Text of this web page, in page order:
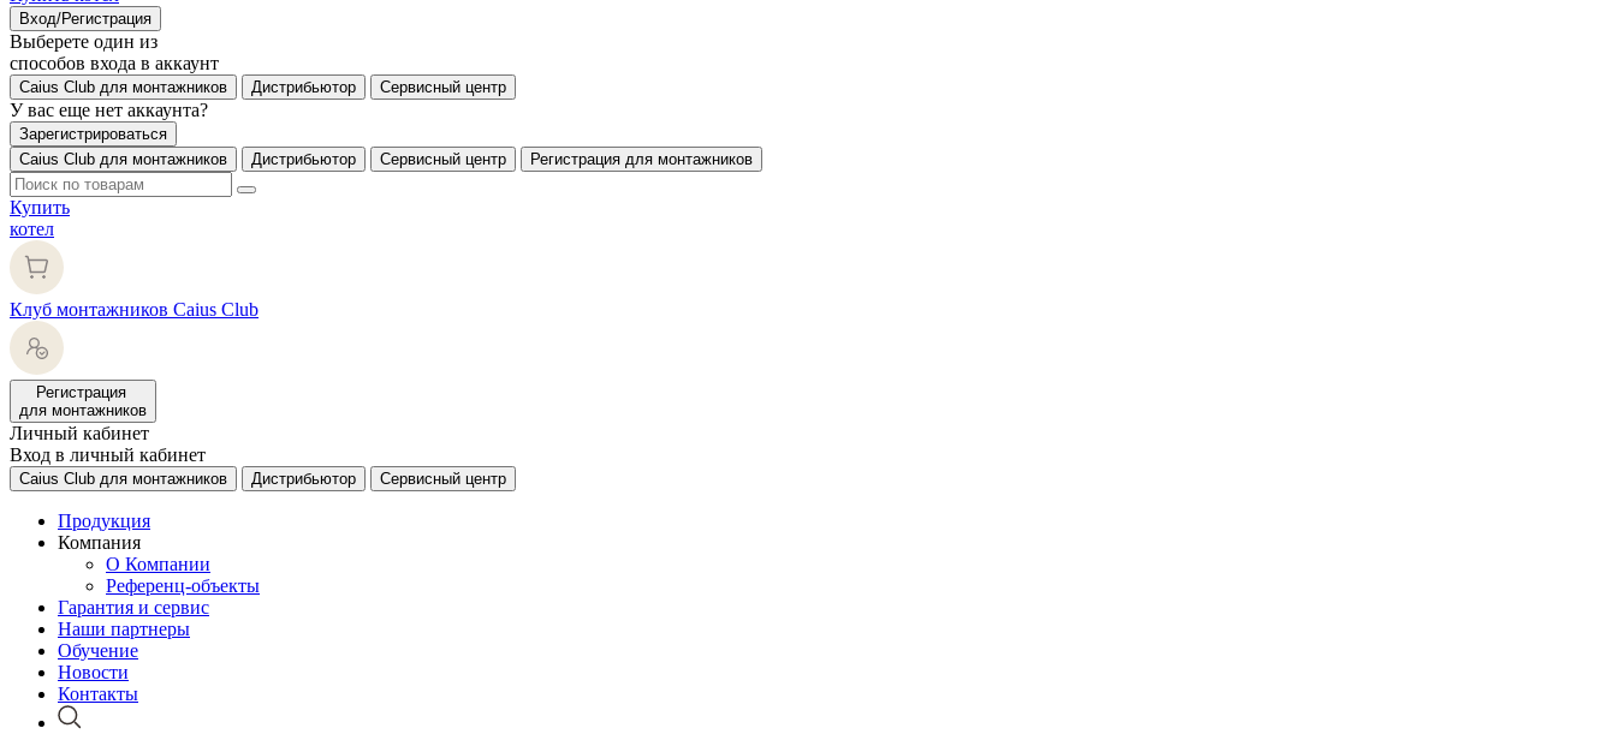
Вход/Регистрация
Выберете один из
способов входа в аккаунт
Caius Club для монтажников Дистрибьютор Сервисный центр
У вас еще нет аккаунта?
Зарегистрироваться
Caius Club для монтажников
Дистрибьютор Сервисный центр Регистрация для монтажников
Купить
котел
Клуб монтажников Caius Club
Регистрация
для монтажников
Личный кабинет
Вход в личный кабинет
Caius Club для монтажников Дистрибьютор Сервисный центр
Продукция
Компания
О Компании
Референц-объекты
Гарантия и сервис
Наши партнеры
Обучение
Новости
Контакты